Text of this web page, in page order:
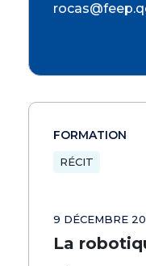
FORMATION
RÉCIT
9 DÉCEMBRE
La